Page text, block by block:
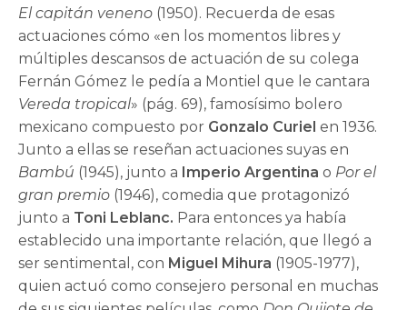
El capitán veneno (1950). Recuerda de esas
actuaciones cómo «en los momentos libres y
múltiples descansos de actuación de su colega
Fernán Gómez le pedía a Montiel que le cantara
Vereda tropical» (pág. 69), famosísimo bolero
mexicano compuesto por Gonzalo Curiel en 1936.
Junto a ellas se reseñan actuaciones suyas en
Bambú (1945), junto a Imperio Argentina o Por el
gran premio (1946), comedia que protagonizó
junto a Toni Leblanc. Para entonces ya había
establecido una importante relación, que llegó a
ser sentimental, con Miguel Mihura (1905-1977),
quien actuó como consejero personal en muchas